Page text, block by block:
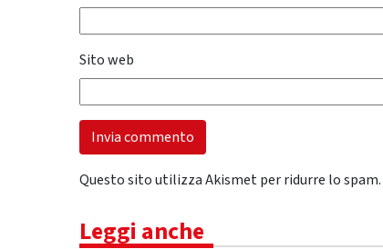
Sito web
Questo sito utilizza Akismet per ridurre lo spam.
Leggi anche